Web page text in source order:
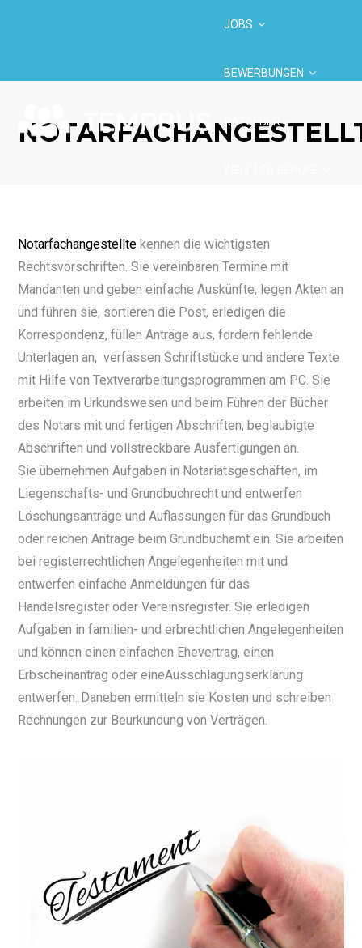
JOBS
BEWERBUNGEN
RATGEBER
Notarfachangestellte kennen die wichtigsten
Rechtsvorschriften. Sie vereinbaren Termine mit
Mandanten und geben einfache Auskünfte, legen Akten an
und führen sie, sortieren die Post, erledigen die
Korrespondenz, füllen Anträge aus, fordern fehlende
Unterlagen an, verfassen Schriftstücke und andere Texte
mit Hilfe von Textverarbeitungsprogrammen am PC. Sie
arbeiten im Urkundswesen und beim Führen der Bücher
des Notars mit und fertigen Abschriften, beglaubigte
Abschriften und vollstreckbare Ausfertigungen an.
Sie übernehmen Aufgaben in Notariatsgeschäften, im
Liegenschafts- und Grundbuchrecht und entwerfen
Löschungsanträge und Auflassungen für das Grundbuch
oder reichen Anträge beim Grundbuchamt ein. Sie arbeiten
bei registerrechtlichen Angelegenheiten mit und
entwerfen einfache Anmeldungen für das
Handelsregister oder Vereinsregister. Sie erledigen
Aufgaben in familien- und erbrechtlichen Angelegenheiten
und können einen einfachen Ehevertrag, einen
Erbscheinantrag oder eineAusschlagungserklärung
entwerfen. Daneben ermitteln sie Kosten und schreiben
Rechnungen zur Beurkundung von Verträgen.